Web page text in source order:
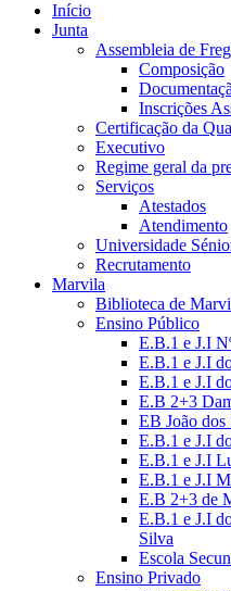
Início
Junta
Assembleia de
Composição
Inscrições
Certificação da
Executivo
Regime geral da
Serviços
Atestados
Atendimento
Universidade
Recrutamento
Marvila
Biblioteca de
Ensino Público
E.B.1 e J.I
E.B.1 e J.I
E.B.1 e J.I
E.B 2+3
EB João dos
E.B.1 e J.I
E.B.1 e J.I
E.B.1 e J.I
E.B 2+3 de
E.B.1 e J.I
Silva
Escola
Ensino Privado